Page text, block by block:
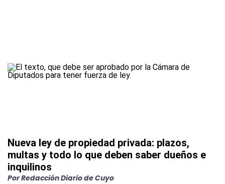
Nueva ley de propiedad privada: plazos,
multas y todo lo que deben saber dueños e
inquilinos
PorRedacción Diario de Cuyo